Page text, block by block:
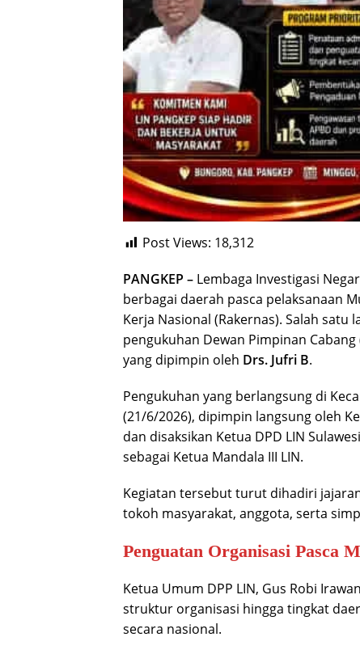
Post Views: 18,312
PANGKEP – Lembaga Investigasi
berbagai daerah pasca pelaksanaan
Kerja Nasional (Rakernas). Salah
pengukuhan Dewan Pimpinan Cabang
yang dipimpin oleh Drs. Jufri B.
Pengukuhan yang berlangsung di
(21/6/2026), dipimpin langsung oleh
dan disaksikan Ketua DPD LIN
sebagai Ketua Mandala III LIN.
Kegiatan tersebut turut dihadiri
tokoh masyarakat, anggota, serta
Penguatan Organisasi Pasca
Ketua Umum DPP LIN, Gus Robi
struktur organisasi hingga tingkat
secara nasional.